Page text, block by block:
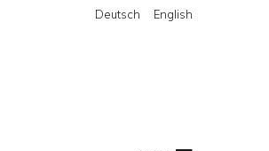
Deutsch English